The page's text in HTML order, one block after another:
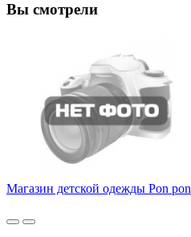
Вы смотрели
Магазин детской одежды Pon pon